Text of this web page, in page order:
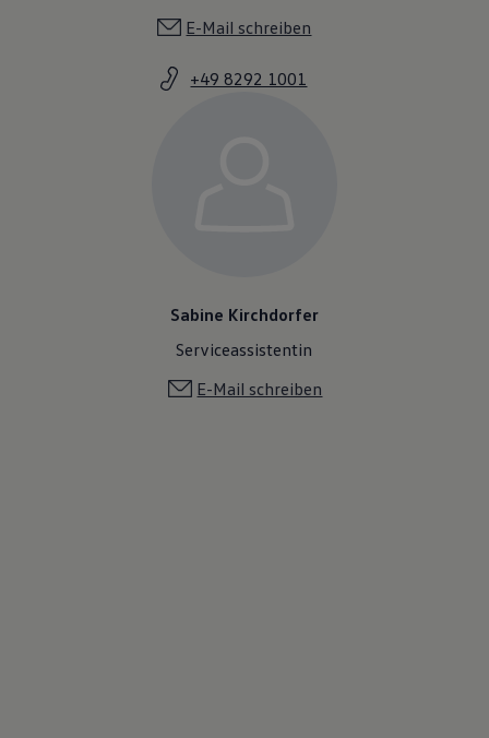
E-Mail schreiben
+49 8292 1001
Sabine Kirchdorfer
Serviceassistentin
E-Mail schreiben